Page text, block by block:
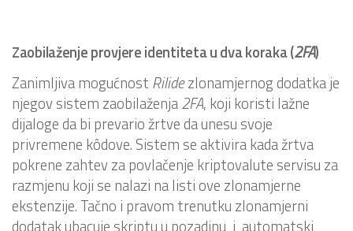
Zaobilaženje provjere identiteta u dva koraka (2FA)
Zanimljiva mogućnost Rilidezlonamjernog dodatka je
njegov sistem zaobilaženja2FA, koji koristi lažne
dijaloge da bi prevario žrtve da unesu svoje
privremene kôdove. Sistem se aktivira kada žrtva
pokrene zahtev za povlačenje kriptovalute servisu za
razmjenu koji se nalazi na listi ove zlonamjerne
ekstenzije. Tačno i pravom trenutku zlonamjerni
dodatak ubacuje skriptu u pozadinu i automatski